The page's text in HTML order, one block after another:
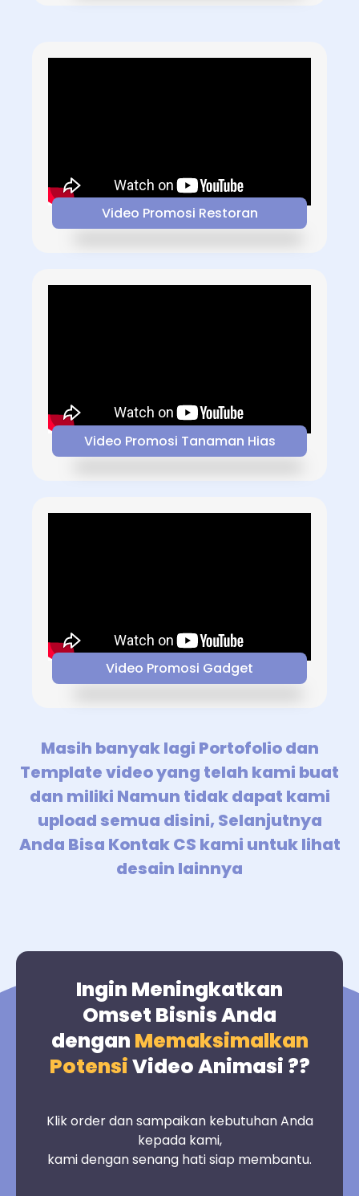
Video Promosi Restoran
Video Promosi Tanaman Hias
Video Promosi Gadget
Masih banyak lagi Portofolio dan
Template video yang telah kami buat
dan miliki Namun tidak dapat kami
upload semua disini, Selanjutnya
Anda Bisa Kontak CS kami untuk lihat
desain lainnya
Ingin Meningkatkan
Omset Bisnis Anda
dengan Memaksimalkan
PotensiVideo Animasi ??
Klik order dan sampaikan kebutuhan Anda
kepada kami,
kami dengan senang hati siap membantu.